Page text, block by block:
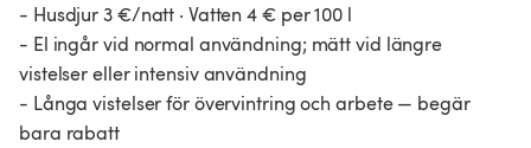
- Husdjur 3 €/natt · Vatten 4 € per 100 l
- El ingår vid normal användning; mätt vid längre
vistelser eller intensiv användning
- Långa vistelser för övervintring och arbete — begär
bara rabatt